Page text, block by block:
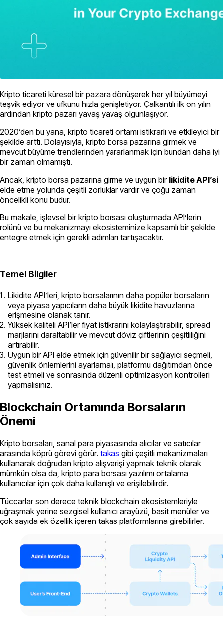
Kripto ticareti küresel bir pazara dönüşerek her yıl büyümeyi
teşvik ediyor ve ufkunu hızla genişletiyor. Çalkantılı ilk on yılın
ardından kripto pazarı yavaş yavaş olgunlaşıyor.
2020’den bu yana, kripto ticareti ortamı istikrarlı ve etkileyici bir
şekilde arttı. Dolayısıyla, kripto borsa pazarına girmek ve
mevcut büyüme trendlerinden yararlanmak için bundan daha iyi
bir zaman olmamıştı.
Ancak, kripto borsa pazarına girme ve uygun bir likidite API’si
elde etme yolunda çeşitli zorluklar vardır ve çoğu zaman
öncelikli konu budur.
Bu makale, işlevsel bir kripto borsası oluşturmada API’lerin
rolünü ve bu mekanizmayı ekosisteminize kapsamlı bir şekilde
entegre etmek için gerekli adımları tartışacaktır.
Temel Bilgiler
Likidite API’leri, kripto borsalarının daha popüler borsaların
veya piyasa yapıcıların daha büyük likidite havuzlarına
erişmesine olanak tanır.
Yüksek kaliteli API’ler fiyat istikrarını kolaylaştırabilir, spread
marjlarını daraltabilir ve mevcut döviz çiftlerinin çeşitliliğini
artırabilir.
Uygun bir API elde etmek için güvenilir bir sağlayıcı seçmeli,
güvenlik önlemlerini ayarlamalı, platformu dağıtımdan önce
test etmeli ve sonrasında düzenli optimizasyon kontrolleri
yapmalısınız.
Blockchain Ortamında Borsaların
Önemi
Kripto borsaları, sanal para piyasasında alıcılar ve satıcılar
arasında köprü görevi görür. takas gibi çeşitli mekanizmaları
kullanarak doğrudan kripto alışverişi yapmak teknik olarak
mümkün olsa da, kripto para borsası yazılımı ortalama
kullanıcılar için çok daha kullanışlı ve erişilebilirdir.
Tüccarlar son derece teknik blockchain ekosistemleriyle
uğraşmak yerine sezgisel kullanıcı arayüzü, basit menüler ve
çok sayıda ek özellik içeren takas platformlarına girebilirler.